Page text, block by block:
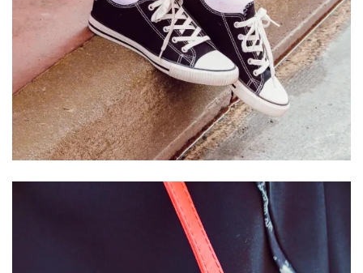
(13)
Vie
quotidienne/Maison
(61)
Mode
(502)